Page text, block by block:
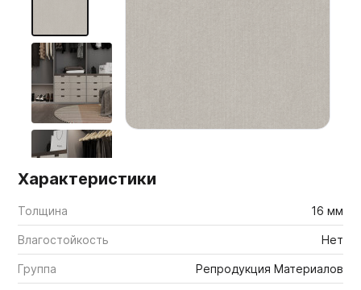
Мебельные образцы, каталоги
Характеристики
Толщина 16 мм
Влагостойкость Нет
Группа Репродукция Материалов